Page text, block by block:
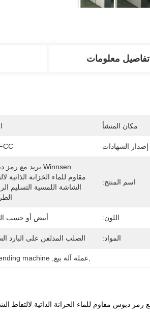
تفاصيل معلومات
مكان المنشأ
إصدار الشهادات
اسم المنتج:
اللون: أبيض أو حسب
المواد: الصلب المدلفن على البارد
,عملة آلة بيع ,
machine